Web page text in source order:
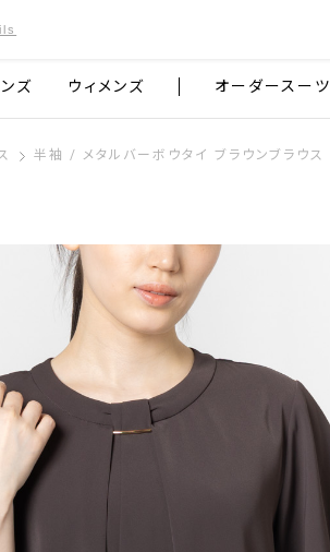
発のスーツブランド ONLY
ズ ウィメンズ オーダースーツ
半袖 / メタルバーボウタイ ブラウンブラウス